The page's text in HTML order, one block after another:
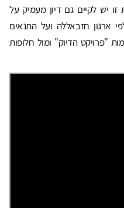
זו יש לקיים גם דיון מעמיק על
ארגון חזבאללה ועל התנאים
"פרויקט הדיוק" ומול חלופות